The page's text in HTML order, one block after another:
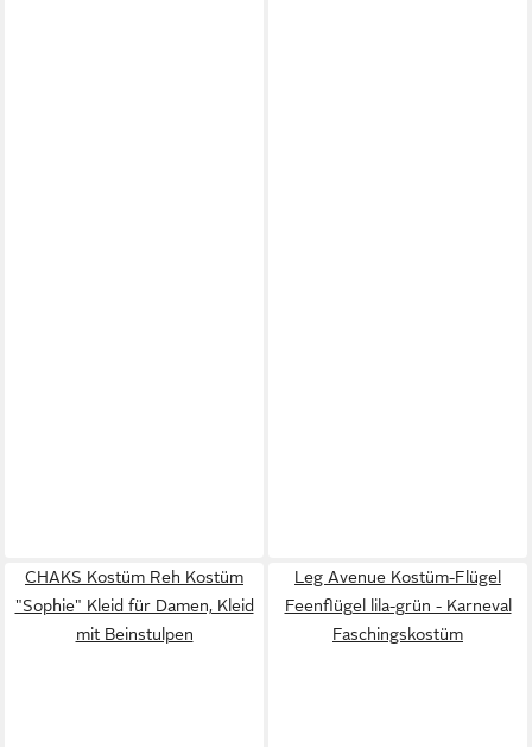
CHAKS Kostüm Reh Kostüm
"Sophie" Kleid für Damen, Kleid
mit Beinstulpen
Leg Avenue Kostüm-Flügel
Feenflügel lila-grün - Karneval
Faschingskostüm